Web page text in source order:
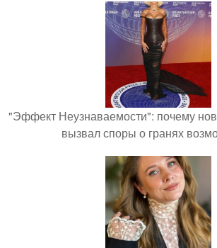
"Эффект Неузнаваемости": почему
вызвал споры о гранях